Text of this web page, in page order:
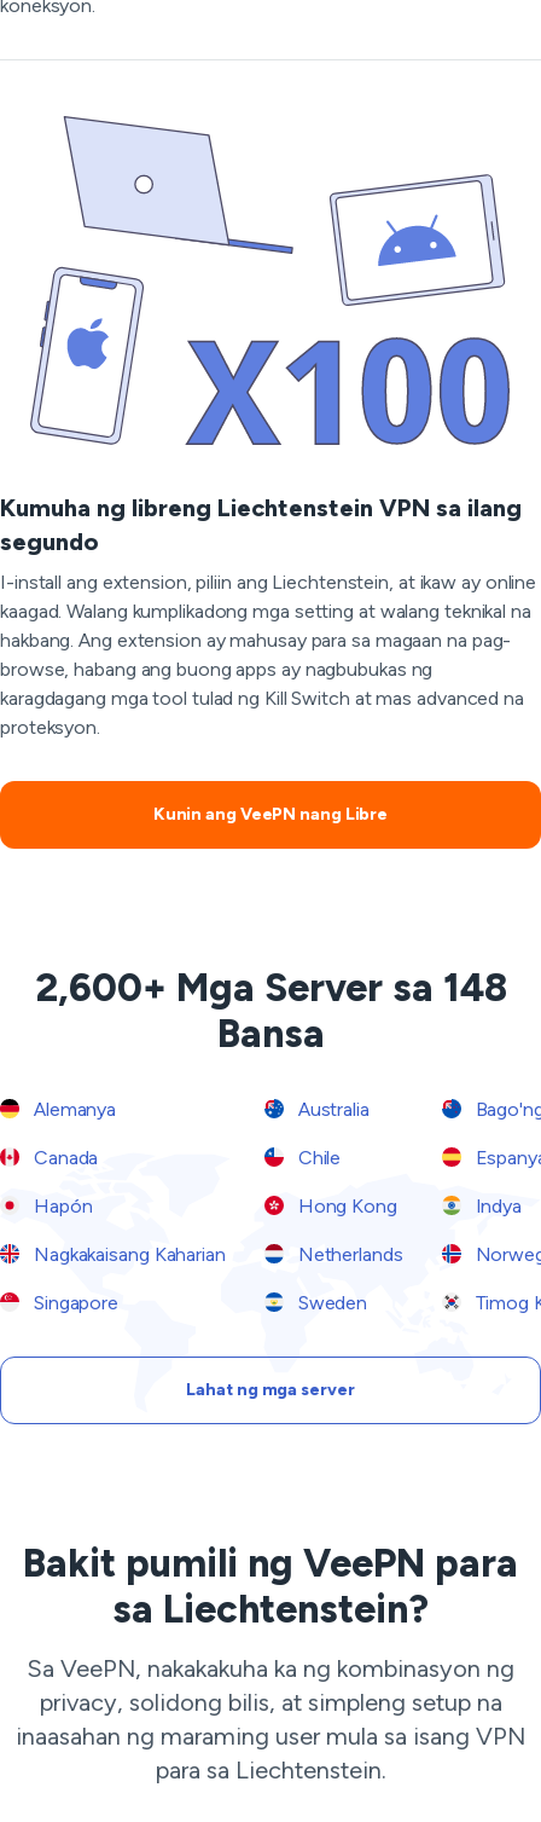
koneksyon.
Kumuha ng libreng Liechtenstein VPN sa ilang
segundo
I-install ang extension, piliin ang Liechtenstein, at ikaw ay online
kaagad. Walang kumplikadong mga setting at walang teknikal na
hakbang. Ang extension ay mahusay para sa magaan na pag-
browse, habang ang buong apps ay nagbubukas ng
karagdagang mga tool tulad ng Kill Switch at mas advanced na
proteksyon.
Kunin ang VeePN nang Libre
2,600+ Mga Server sa 148
Bansa
Alemanya Australia
Canada Chile
Hapón Hong Kong Indya
Nagkakaisang Kaharian Netherlands
Singapore Sweden Timog
Lahat ng mga server
Bakit pumili ng VeePN para
sa Liechtenstein?
Sa VeePN, nakakakuha ka ng kombinasyon ng
privacy, solidong bilis, at simpleng setup na
inaasahan ng maraming user mula sa isang VPN
para sa Liechtenstein.